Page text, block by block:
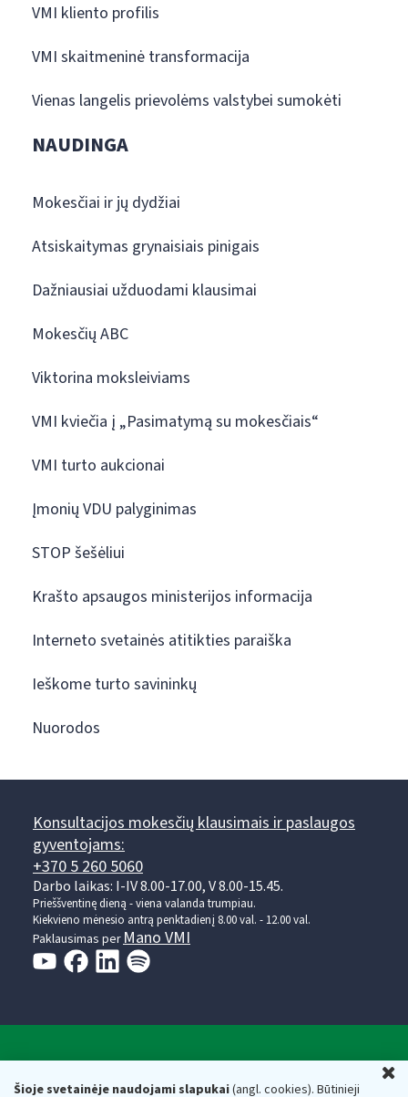
Šioje svetainėje naudojami slapukai(angl. cookies). Būtinieji
VMI kliento profilis
VMI skaitmeninė transformacija
Vienas langelis prievolėms valstybei sumokėti
NAUDINGA
Mokesčiai ir jų dydžiai
Atsiskaitymas grynaisiais pinigais
Dažniausiai užduodami klausimai
Mokesčių ABC
Viktorina moksleiviams
VMI kviečia į „Pasimatymą su mokesčiais“
VMI turto aukcionai
Įmonių VDU palyginimas
STOP šešėliui
Krašto apsaugos ministerijos informacija
Interneto svetainės atitikties paraiška
Ieškome turto savininkų
Nuorodos
Konsultacijos mokesčių klausimais ir paslaugos
gyventojams:
+370 5 260 5060
Darbo laikas: I-IV 8.00-17.00, V 8.00-15.45.
Prieššventinę dieną - viena valanda trumpiau.
Kiekvieno mėnesio antrą penktadienį 8.00 val. - 12.00 val.
Paklausimas per Mano VMI
Respublikos finansų ministerijos